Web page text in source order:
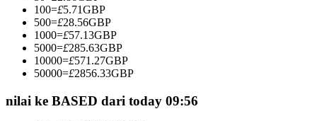
Menjadi Pedagang Salinan
Nikmati pembagian keuntungan dan komisi copy trading
100=£5.71GBP
500=£28.56GBP
1000=£57.13GBP
5000=£285.63GBP
10000=£571.27GBP
50000=£2856.33GBP
nilai ke BASED dari today 09:56